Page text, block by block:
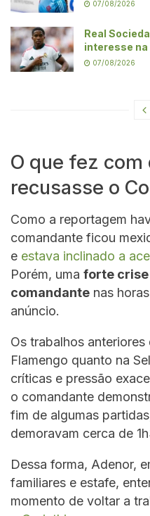
07/08/2026
Real
interesse
07/08/2026
O que fez com
recusasse o
Como a reportagem
comandante ficou
e estava inclinado a
Porém, uma forte crise
comandante nas
anúncio.
Os trabalhos
Flamengo quanto na
críticas e pressão
o comandante
fim de algumas
demoravam cerca de
Dessa forma, Adenor,
familiares e estafe,
momento de voltar a